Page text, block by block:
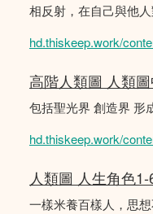
相反射，在自己與他人
hd.thiskeep.work/
高階人類圖 人類
包括聖光界 創造界 形
hd.thiskeep.work/
人類圖 人生角色
一樣米養百樣人，思